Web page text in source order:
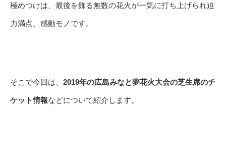
極めつけは、最後を飾る無数の花火が一気に打ち上げられ迫
力満点、感動モノです。
そこで今回は、 2019年の広島みなと夢花火大会の芝生席のチ
ケット情報などについて紹介します。